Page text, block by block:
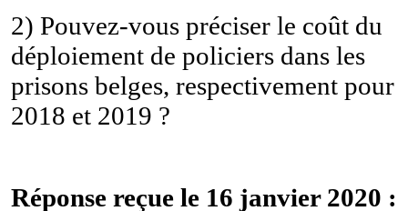
2) Pouvez-vous préciser le coût du
déploiement de policiers dans les
prisons belges, respectivement pour
2018 et 2019 ?
Réponse reçue le 16 janvier 2020 :